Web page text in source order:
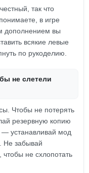
так что
в игре
дополнением вы
всякие левые
по рукоделию.
не слетели
Чтобы не потерять
резервную копию
— устанавливай мод
Не забывай
чтобы не схлопотать